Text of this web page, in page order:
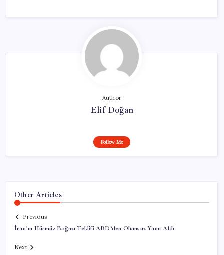
Author
Elif Doğan
Follow Me
Other Articles
Previous
İran’ın Hürmüz Boğazı Teklifi ABD’den Olumsuz Yanıt Aldı
Next